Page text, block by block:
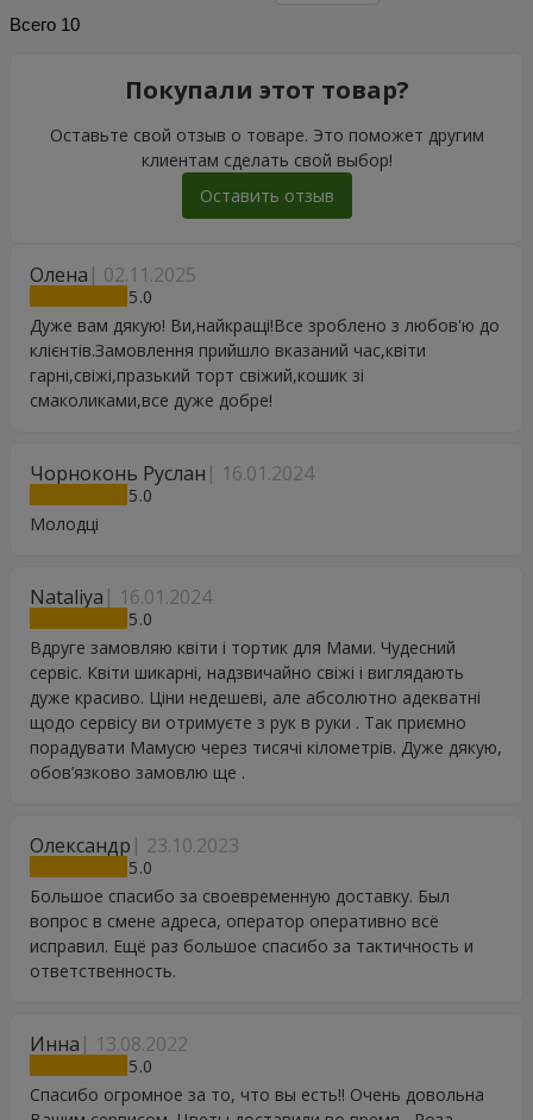
Всего 10
Олена 02.11.2025
5
Дуже вам дякую! Ви,найкращі!Все зроблено з любов'ю до
клієнтів.Замовлення прийшло вказаний час,квіти
гарні,свіжі,празький торт свіжий,кошик зі
смаколиками,все дуже добре!
Чорноконь Руслан 16.01.2024
5
Молодці
Nataliya 16.01.2024
5
Вдруге замовляю квіти і тортик для Мами. Чудесний
сервіс. Квіти шикарні, надзвичайно свіжі і виглядають
дуже красиво. Ціни недешеві, але абсолютно адекватні
щодо сервісу ви отримуєте з рук в руки . Так приємно
порадувати Мамусю через тисячі кілометрів. Дуже дякую,
обов’язково замовлю ще .
Олександр 23.10.2023
5
Большое спасибо за своевременную доставку. Был
вопрос в смене адреса, оператор оперативно всё
исправил. Ещё раз большое спасибо за тактичность и
ответственность.
Инна 13.08.2022
5
Спасибо огромное за то, что вы есть!! Очень довольна
Покупали этот товар?
Оставьте свой отзыв о товаре. Это поможет другим
клиентам сделать свой выбор!
Оставить отзыв